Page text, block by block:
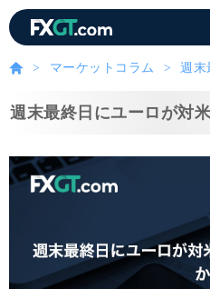
マーケットコラム 週末
週末最終日にユーロが対